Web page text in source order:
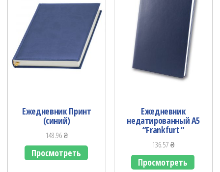
Ежедневник Принт
(синий)
148.96₴
Просмотреть
Ежедневник
недатированный А5
“Frankfurt “
136.57₴
Просмотреть